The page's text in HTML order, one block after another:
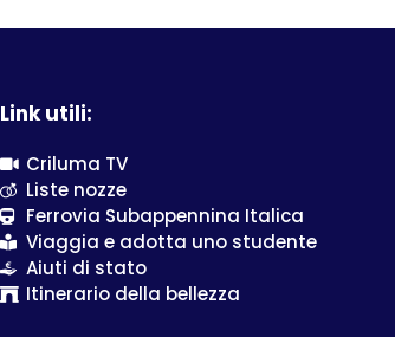
Link utili:
Criluma TV
Liste nozze
Ferrovia Subappennina Italica
Viaggia e adotta uno studente
Aiuti di stato
Itinerario della bellezza